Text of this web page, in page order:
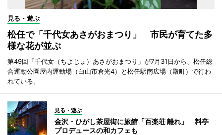
見る・遊ぶ
松任で「千代女あさがおまつり」 市民が育てた多
様な花が並ぶ
第49回「千代女（ちよじょ）あさがおまつり」が7月31日から、松任総
合運動公園屋内運動場（白山市倉光4）と松任駅南広場（殿町）で行わ
れている。
見る・遊ぶ
金沢・ひがし茶屋街に旅館「百楽荘 離れ」 料亭
プロデュースの和カフェも